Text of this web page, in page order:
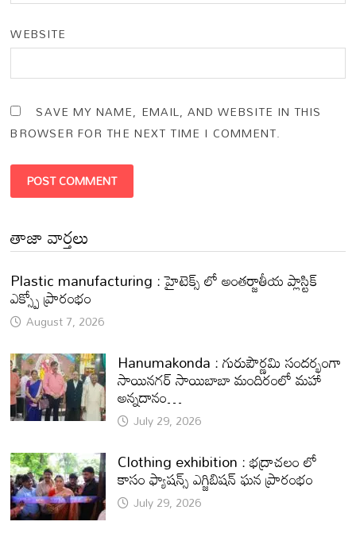
WEBSITE
SAVE MY NAME, EMAIL, AND WEBSITE IN THIS
BROWSER FOR THE NEXT TIME I COMMENT.
తాజా వార్తలు
Plastic manufacturing : హైటెక్స్ లో అంతర్జాతీయ ప్లాస్టిక్
ఎక్స్పో ప్రారంభం
August 7, 2026
Hanumakonda : గురుపౌర్ణమి సందర్భంగా
సాయినగర్‌ సాయిబాబా మందిరంలో మహా
అన్నదానం…
July 29, 2026
Clothing exhibition : భద్రాచలం లో
కాసం ఫ్యాషన్స్ ఎగ్జిబిషన్ ఘన ప్రారంభం
July 29, 2026